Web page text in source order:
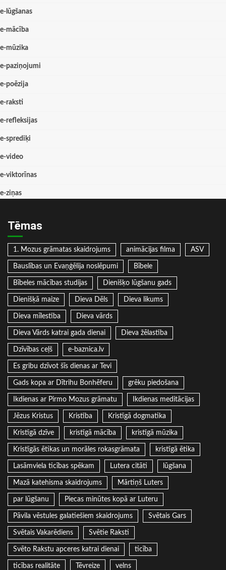
e-lūgšanas
e-mācība
e-mūzika
e-paziņojumi
e-poēzija
e-raksti
e-refleksijas
e-sprediķi
e-video
e-viktorīnas
e-ziņas
Tēmas
1. Mozus grāmatas skaidrojums animācijas filma ASV
Bauslības un Evaņģēlija noslēpumi Bībele
Bībeles mācības studijas Dienišķo lūgšanu gads
Dienišķā maize Dieva Dēls Dieva likums
Dieva mīlestība Dieva vārds
Dieva Vārds katrai gada dienai Dieva žēlastība
Dzīvības ceļš e-baznica.lv
Es gribu dzīvot šīs dienas ar Tevi
Gads kopa ar Dītrihu Bonhēferu grēku piedošana
Ikdienas ar Pirmo Mozus grāmatu Ikdienas meditācijas
Jēzus Kristus Kristība Kristīgā dogmatika
Kristīgā dzīve kristīgā mācība kristīgā mūzika
Kristīgās ētikas un morāles rokasgrāmata kristīgā ētika
Lasāmviela ticības spēkam Lutera citāti lūgšana
Mazā katehisma skaidrojums Mārtiņš Luters
par lūgšanu Piecas minūtes kopā ar Luteru
Pāvila vēstules galatiešiem skaidrojums Svētais Gars
Svētais Vakarēdiens Svētie Raksti
Svēto Rakstu apceres katrai dienai ticība
ticības realitāte Tēvreize velns